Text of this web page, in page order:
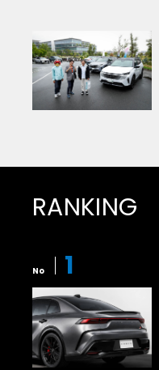
RANKING
No 1